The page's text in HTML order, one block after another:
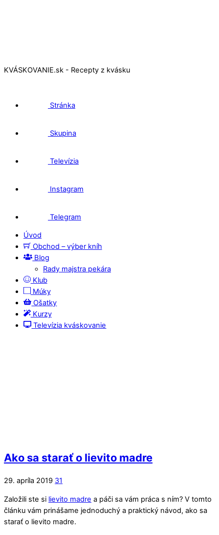
KVÁSKOVANIE.sk - Recepty z kvásku
Stránka
Skupina
Televízia
Instagram
Telegram
Úvod
Obchod – výber kníh
Blog
Rady majstra pekára
Klub
Múky
Ošatky
Kurzy
Televízia kváskovanie
Ako sa starať o lievito madre
29. apríla 2019 31
Založili ste si lievito madre a páči sa vám práca s ním? V tomto
článku vám prinášame jednoduchý a praktický návod, ako sa
starať o lievito madre.